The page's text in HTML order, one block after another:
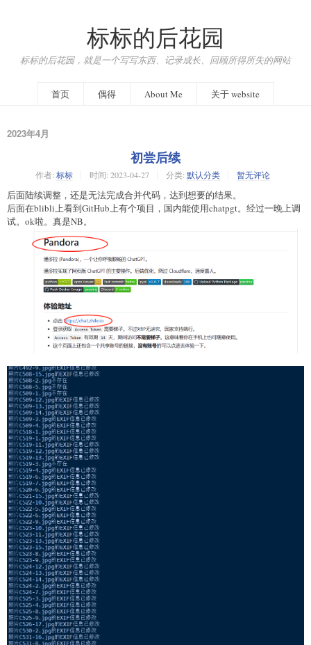
标标的后花园
标标的后花园，就是一个写写东西、记录成长、回顾所得所失的网站
首页 偶得 About Me 关于 website
2023年4月
初尝后续
作者: 标标 时间: 2023-04-27 分类: 默认分类 暂无评论
后面陆续调整，还是无法完成合并代码，达到想要的结果。
后面在blibli上看到GitHub上有个项目，国内能使用chatpgt。经过一晚上调
试。ok啦。真是NB。